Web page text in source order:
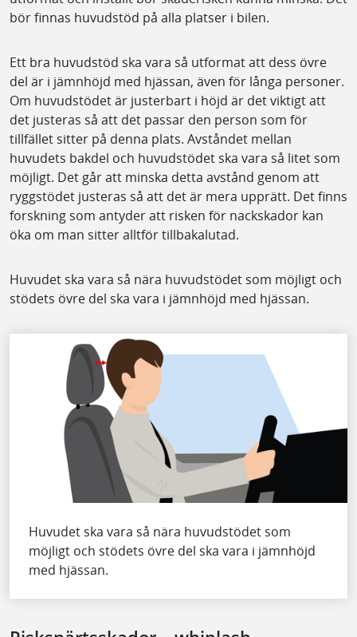
bör finnas huvudstöd på alla platser i bilen.
Ett bra huvudstöd ska vara så utformat att dess övre
del är i jämnhöjd med hjässan, även för långa personer.
Om huvudstödet är justerbart i höjd är det viktigt att
det justeras så att det passar den person som för
tillfället sitter på denna plats. Avståndet mellan
huvudets bakdel och huvudstödet ska vara så litet som
möjligt. Det går att minska detta avstånd genom att
ryggstödet justeras så att det är mera upprätt. Det finns
forskning som antyder att risken för nackskador kan
öka om man sitter alltför tillbakalutad.
Huvudet ska vara så nära huvudstödet som möjligt och
stödets övre del ska vara i jämnhöjd med hjässan.
Huvudet ska vara så nära huvudstödet som
möjligt och stödets övre del ska vara i jämnhöjd
med hjässan.